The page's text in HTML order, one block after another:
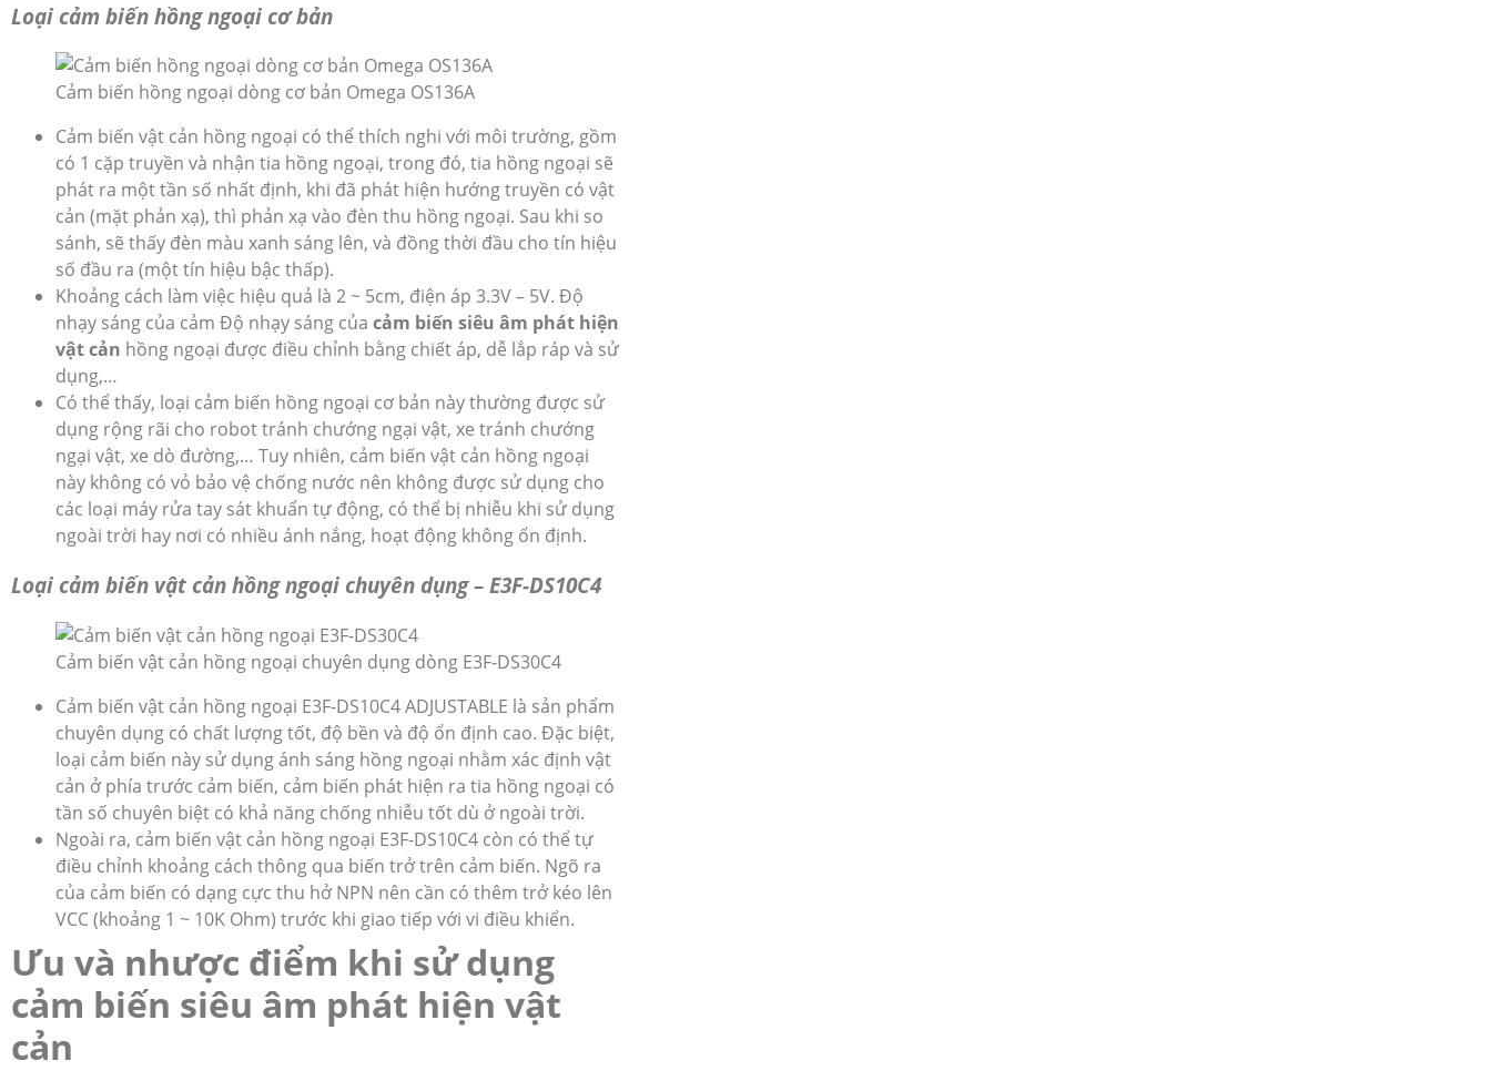
Loại cảm biến hồng ngoại cơ bản
Cảm biến hồng ngoại dòng cơ bản Omega OS136A
Cảm biến vật cản hồng ngoại có thể thích nghi với môi trường, gồm
có 1 cặp truyền và nhận tia hồng ngoại, trong đó, tia hồng ngoại sẽ
phát ra một tần số nhất định, khi đã phát hiện hướng truyền có vật
cản (mặt phản xạ), thì phản xạ vào đèn thu hồng ngoại. Sau khi so
sánh, sẽ thấy đèn màu xanh sáng lên, và đồng thời đầu cho tín hiệu
số đầu ra (một tín hiệu bậc thấp).
Khoảng cách làm việc hiệu quả là 2 ~ 5cm, điện áp 3.3V – 5V. Độ
nhạy sáng của cảm Độ nhạy sáng của cảm biến siêu âm phát hiện
vật cản hồng ngoại được điều chỉnh bằng chiết áp, dễ lắp ráp và sử
dụng,…
Có thể thấy, loại cảm biến hồng ngoại cơ bản này thường được sử
dụng rộng rãi cho robot tránh chướng ngại vật, xe tránh chướng
ngại vật, xe dò đường,… Tuy nhiên, cảm biến vật cản hồng ngoại
này không có vỏ bảo vệ chống nước nên không được sử dụng cho
các loại máy rửa tay sát khuẩn tự động, có thể bị nhiễu khi sử dụng
ngoài trời hay nơi có nhiều ánh nắng, hoạt động không ổn định.
Loại cảm biến vật cản hồng ngoại chuyên dụng – E3F-DS10C4
Cảm biến vật cản hồng ngoại chuyên dụng dòng E3F-DS30C4
Cảm biến vật cản hồng ngoại E3F-DS10C4 ADJUSTABLE là sản phẩm
chuyên dụng có chất lượng tốt, độ bền và độ ổn định cao. Đặc biệt,
loại cảm biến này sử dụng ánh sáng hồng ngoại nhằm xác định vật
cản ở phía trước cảm biến, cảm biến phát hiện ra tia hồng ngoại có
tần số chuyên biệt có khả năng chống nhiễu tốt dù ở ngoài trời.
Ngoài ra, cảm biến vật cản hồng ngoại E3F-DS10C4 còn có thể tự
điều chỉnh khoảng cách thông qua biến trở trên cảm biến. Ngõ ra
của cảm biến có dạng cực thu hở NPN nên cần có thêm trở kéo lên
VCC (khoảng 1 ~ 10K Ohm) trước khi giao tiếp với vi điều khiển.
Ưu và nhược điểm khi sử dụng
cảm biến siêu âm phát hiện vật
cản